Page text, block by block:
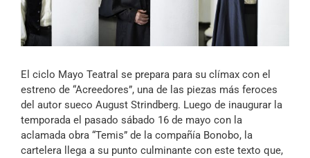
Música Clásica
Especiales
Archivo Sonoro
El ciclo Mayo Teatral se prepara para su clímax con el
estreno de “Acreedores”, una de las piezas más feroces
del autor sueco August Strindberg. Luego de inaugurar la
temporada el pasado sábado 16 de mayo con la
aclamada obra “Temis” de la compañía Bonobo, la
cartelera llega a su punto culminante con este texto que,